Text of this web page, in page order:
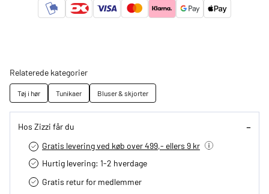
Relaterede kategorier
Tøj i hør Tunikaer Bluser & skjorter
Hos Zizzi får du
Gratis levering ved køb over 499,- ellers 9 kr
Hurtig levering­: 1-2 hverdage
Gratis retur for medlemmer